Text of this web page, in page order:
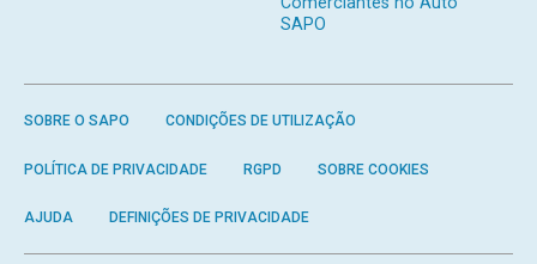
SAPO
SOBRE O SAPO CONDIÇÕES DE UTILIZAÇÃO
POLÍTICA DE PRIVACIDADE RGPD SOBRE COOKIES
AJUDA DEFINIÇÕES DE PRIVACIDADE